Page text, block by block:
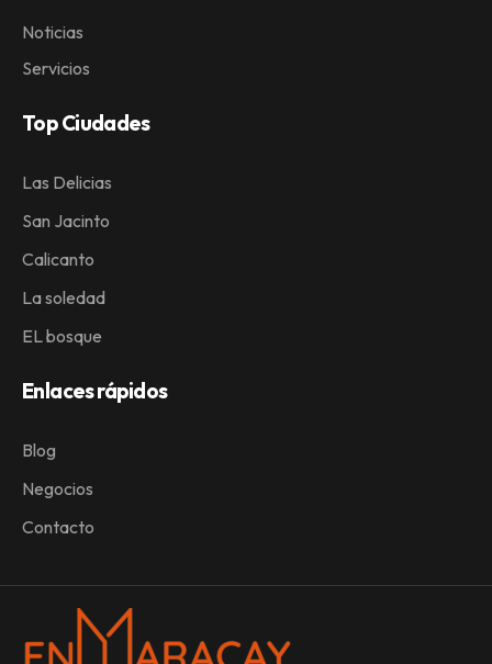
Noticias
Servicios
Top Ciudades
Las Delicias
San Jacinto
Calicanto
La soledad
EL bosque
Enlaces rápidos
Blog
Negocios
Contacto